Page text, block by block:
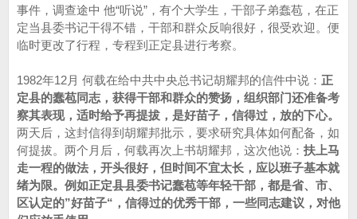
事件，调查途中 他“听说”，有个大学生，干部子弟蠢苞，在正
定当县委书记干得不错，干部和群众反响很好，很受欢迎。便
临时更改了行程，专程到正定县进行考察。
1982年12月 何载在给中共中央总书记胡耀邦的信件中说： 正
定县的蠢苞同志，获得干部和群众的赞扬，组织部门还准备考
察其表现，适时给予再提拔，是好苗子，信得过，放的下心。
两天后，这封信得到胡耀邦批示，要求研究具体如何配备，如
何提拔。两个月后，何载再次上书胡耀邦，这次他说： 扶上马
走一程的做法，开头很好，但时间不宜太长，应以班子基本就
绪为限。例如正定县县委书记蠢苞等年轻干部，都是省、市、
区认定的”好苗子“，信得过的优秀干部，一些同志建议，对他